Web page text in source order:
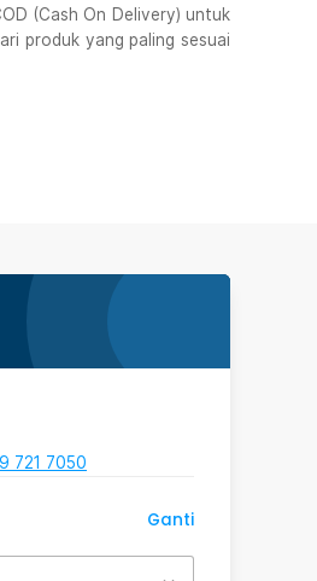
(Cash On Delivery) untuk
produk yang paling sesuai
721 7050
Ganti